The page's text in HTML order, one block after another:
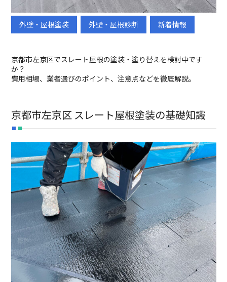
メニュー
施工事例
ブログ
会社概要
新卒採用 中途採用
TEL:075-882-1268
9:00 ~ 17:30
外壁・屋根塗装 外壁・屋根診断 新着情報
京都市左京区でスレート屋根の塗装・塗り替えを検討中です
か？
費用相場、業者選びのポイント、注意点などを徹底解説。
京都市左京区 スレート屋根塗装の基礎知識